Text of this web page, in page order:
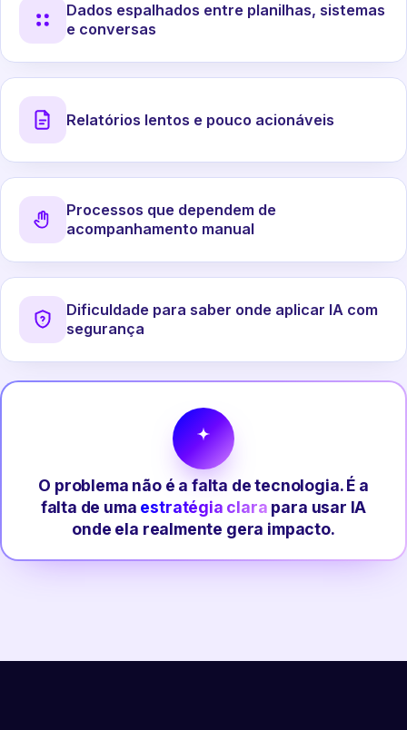
Dados espalhados entre planilhas, sistemas
e conversas
Relatórios lentos e pouco acionáveis
Processos que dependem de
acompanhamento manual
Dificuldade para saber onde aplicar IA com
segurança
O problema não é a falta de tecnologia. É a
falta de uma estratégia clara para usar IA
onde ela realmente gera impacto.